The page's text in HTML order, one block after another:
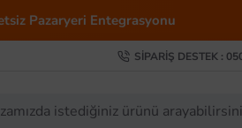
Entegrasyonu 🔥
SIPARIŞ DESTEK :